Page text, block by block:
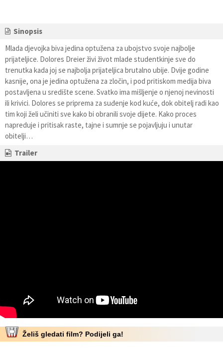
Sinopsis
Mlada djevojka biva jedina optužena za ubojstvo svoje najbolje
prijateljice. Dolores Dreier živi život mlade studentkinje sve do
trenutka kada joj se najbolja prijateljica brutalno ubije. Dvije godine
kasnije, ona je jedina optužena za zločin, i pod pritiskom medija biva
postavljena u središte scene. Svatko ima mišljenje o njenoj nevinosti
ili krivici. Dolores se priprema za suđenje kod kuće, dok obitelj radi kao
tim koji želi učiniti sve kako bi obranili svoje dijete. Kako proces
napreduje i pritisak raste, tajne i sumnje se pojavljuju i unutar
obitelji…
Trailer
Želiš gledati film? Podijeli ga!